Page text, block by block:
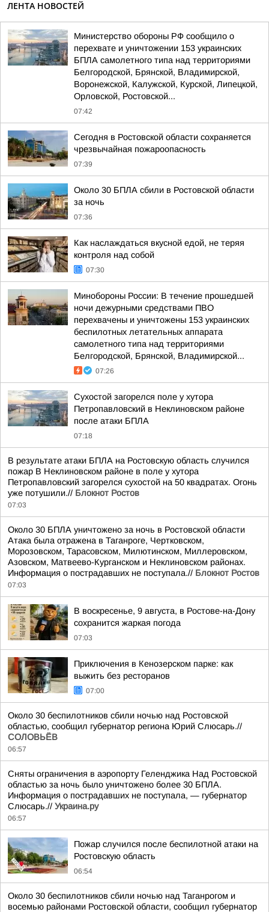
ЛЕНТА НОВОСТЕЙ
Министерство обороны РФ сообщило о
перехвате и уничтожении 153 украинских
БПЛА самолетного типа над территориями
Белгородской, Брянской, Владимирской,
Воронежской, Калужской, Курской, Липецкой,
Орловской, Ростовской...
07:42
Сегодня в Ростовской области сохраняется
чрезвычайная пожароопасность
07:39
Около 30 БПЛА сбили в Ростовской области
за ночь
07:36
Как наслаждаться вкусной едой, не теряя
контроля над собой
07:30
Минобороны России: В течение прошедшей
ночи дежурными средствами ПВО
перехвачены и уничтожены 153 украинских
беспилотных летательных аппарата
самолетного типа над территориями
Белгородской, Брянской, Владимирской...
07:26
Сухостой загорелся поле у хутора
Петропавловский в Неклиновском районе
после атаки БПЛА
07:18
В результате атаки БПЛА на Ростовскую область случился
пожар В Неклиновском районе в поле у хутора
Петропавловский загорелся сухостой на 50 квадратах. Огонь
уже потушили.// Блокнот Ростов
07:03
Около 30 БПЛА уничтожено за ночь в Ростовской области
Атака была отражена в Таганроге, Чертковском,
Морозовском, Тарасовском, Милютинском, Миллеровском,
Азовском, Матвеево-Курганском и Неклиновском районах.
Информация о пострадавших не поступала.// Блокнот Ростов
07:03
В воскресенье, 9 августа, в Ростове-на-Дону
сохранится жаркая погода
07:03
Приключения в Кенозерском парке: как
выжить без ресторанов
07:00
Около 30 беспилотников сбили ночью над Ростовской
областью, сообщил губернатор региона Юрий Слюсарь.//
СОЛОВЬЁВ
06:57
Сняты ограничения в аэропорту Геленджика Над Ростовской
областью за ночь было уничтожено более 30 БПЛА.
Информация о пострадавших не поступала, — губернатор
Слюсарь.// Украина.ру
06:57
Пожар случился после беспилотной атаки на
Ростовскую область
06:54
Около 30 беспилотников сбили ночью над Таганрогом и
восемью районами Ростовской области, сообщил губернатор